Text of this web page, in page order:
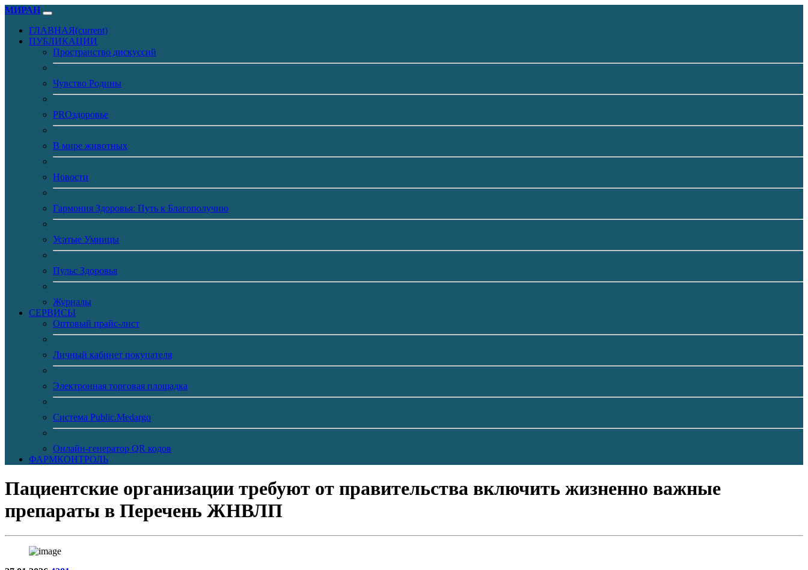
МИРАН
ГЛАВНАЯ(current)
ПУБЛИКАЦИИ
Пространство дискуссий
Чувство Родины
PROздоровье
В мире животных
Новости
Гармония Здоровья: Путь к Благополучию
Усатые Умницы
Пульс Здоровья
Журналы
CЕРВИСЫ
Оптовый прайс-лист
Личный кабинет покупателя
Электронная торговая площадка
Система Public.Medargo
Онлайн-генератор QR кодов
ФАРМКОНТРОЛЬ
Пациентские организации требуют от правительства включить жизненно важные
препараты в Перечень ЖНВЛП